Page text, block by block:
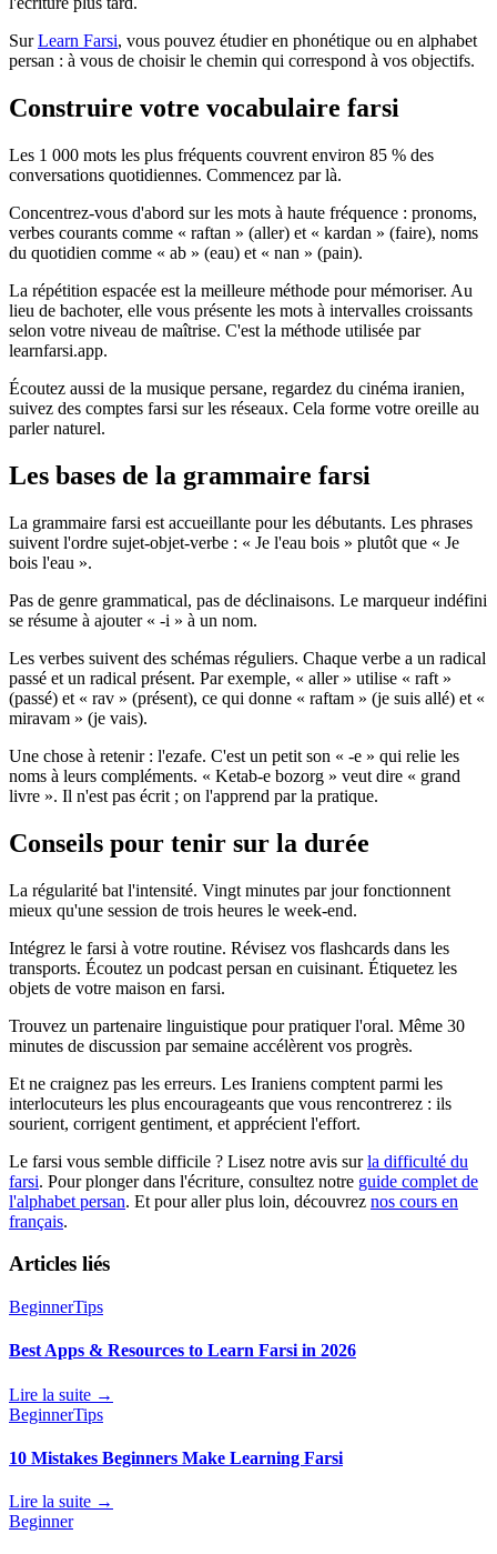
SurLearn Farsi, vous pouvez étudier en phonétique ou en alphabet
persan : à vous de choisir le chemin qui correspond à vos objectifs.
Construire votre vocabulaire farsi
Les 1 000 mots les plus fréquents couvrent environ 85 % des
conversations quotidiennes. Commencez par là.
Concentrez-vous d'abord sur les mots à haute fréquence : pronoms,
verbes courants comme « raftan » (aller) et « kardan » (faire), noms
du quotidien comme « ab » (eau) et « nan » (pain).
La répétition espacée est la meilleure méthode pour mémoriser. Au
lieu de bachoter, elle vous présente les mots à intervalles croissants
selon votre niveau de maîtrise. C'est la méthode utilisée par
learnfarsi.app.
Écoutez aussi de la musique persane, regardez du cinéma iranien,
suivez des comptes farsi sur les réseaux. Cela forme votre oreille au
parler naturel.
Les bases de la grammaire farsi
La grammaire farsi est accueillante pour les débutants. Les phrases
suivent l'ordre sujet-objet-verbe : « Je l'eau bois » plutôt que « Je
bois l'eau ».
Pas de genre grammatical, pas de déclinaisons. Le marqueur indéfini
se résume à ajouter « -i » à un nom.
Les verbes suivent des schémas réguliers. Chaque verbe a un radical
passé et un radical présent. Par exemple, « aller » utilise « raft »
(passé) et « rav » (présent), ce qui donne « raftam » (je suis allé) et «
miravam » (je vais).
Une chose à retenir : l'ezafe. C'est un petit son « -e » qui relie les
noms à leurs compléments. « Ketab-e bozorg » veut dire « grand
livre ». Il n'est pas écrit ; on l'apprend par la pratique.
Conseils pour tenir sur la durée
La régularité bat l'intensité. Vingt minutes par jour fonctionnent
mieux qu'une session de trois heures le week-end.
Intégrez le farsi à votre routine. Révisez vos flashcards dans les
transports. Écoutez un podcast persan en cuisinant. Étiquetez les
objets de votre maison en farsi.
Trouvez un partenaire linguistique pour pratiquer l'oral. Même 30
minutes de discussion par semaine accélèrent vos progrès.
Et ne craignez pas les erreurs. Les Iraniens comptent parmi les
interlocuteurs les plus encourageants que vous rencontrerez : ils
sourient, corrigent gentiment, et apprécient l'effort.
Le farsi vous semble difficile ? Lisez notre avis surla difficulté du
farsi. Pour plonger dans l'écriture, consultez notre guide complet de
l'alphabet persan. Et pour aller plus loin, découvrez nos cours en
français.
Articles liés
BeginnerTips
Best Apps & Resources to Learn Farsi in 2026
Lire la suite →
BeginnerTips
10 Mistakes Beginners Make Learning Farsi
Lire la suite →
Beginner